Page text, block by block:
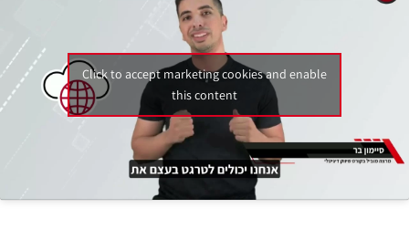
Click to accept marketing cookies and enable
this content